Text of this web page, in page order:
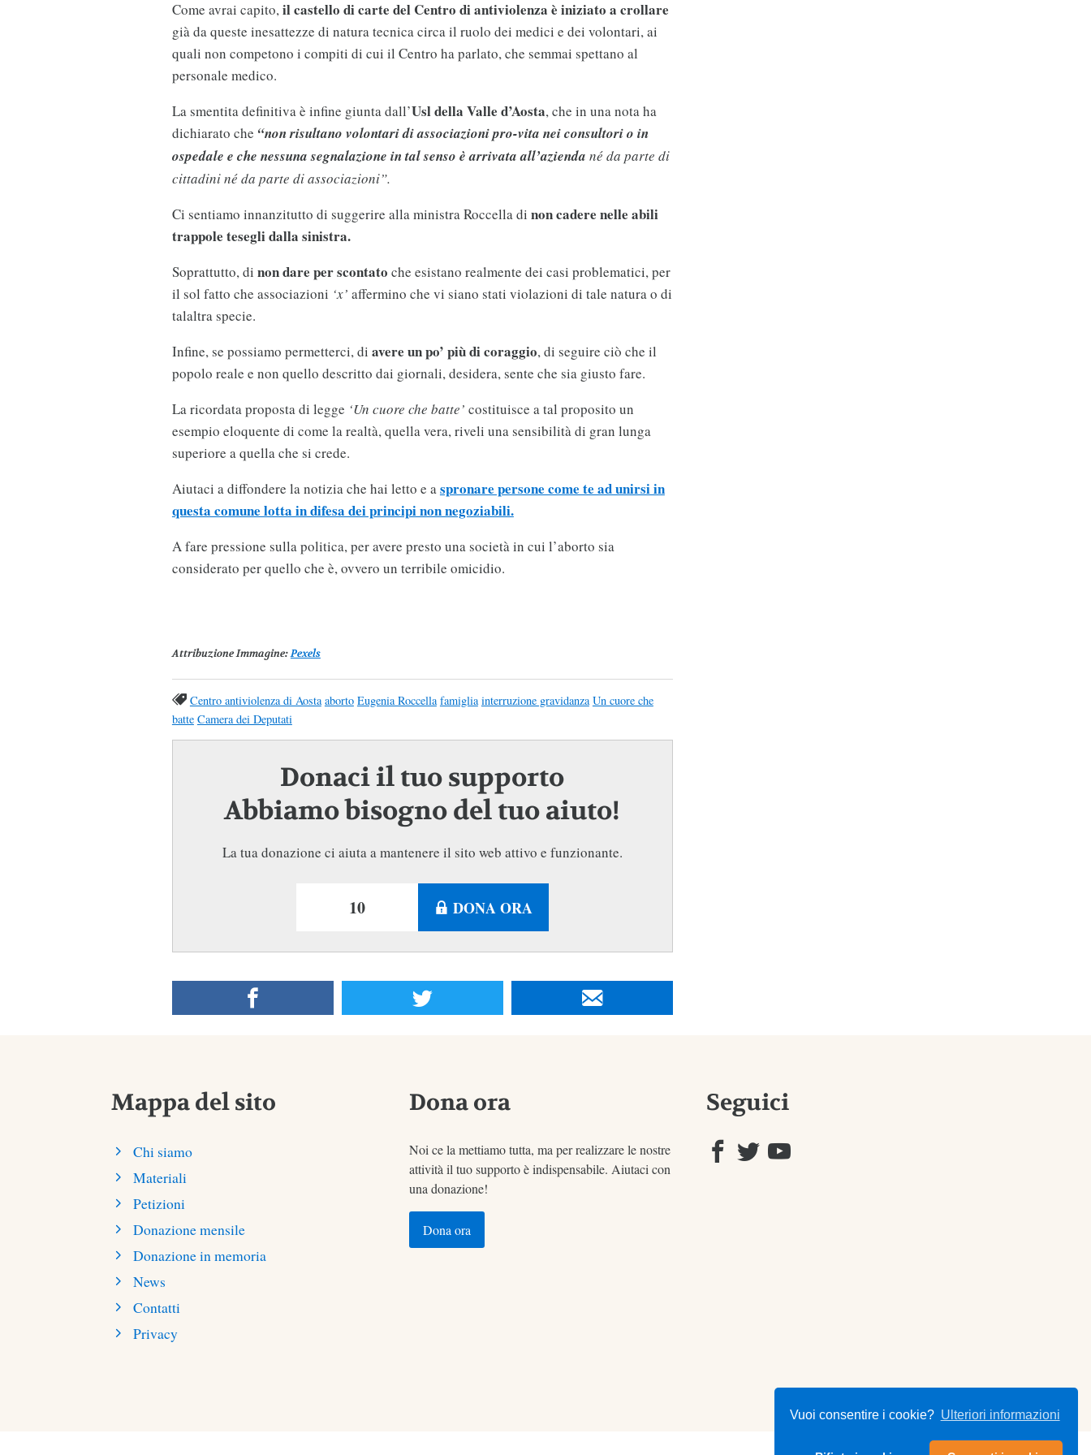
Vuoi consentire i cookie? Ulteriori informazioni
Come avrai capito,il castello di carte del Centro di antiviolenza è iniziato a crollare
già da queste inesattezze di natura tecnica circa il ruolo dei medici e dei volontari, ai
quali non competono i compiti di cui il Centro ha parlato, che semmai spettano al
personale medico.
La smentita definitiva è infine giunta dall’Usl della Valle d’Aosta, che in una nota ha
dichiarato che “non risultano volontari di associazioni pro-vita nei consultori o in
ospedale e che nessuna segnalazione in tal senso è arrivata all’azienda né da parte di
cittadini né da parte di associazioni”.
Ci sentiamo innanzitutto di suggerire alla ministra Roccella di non cadere nelle abili
trappole tesegli dalla sinistra.
Soprattutto, di non dare per scontato che esistano realmente dei casi problematici, per
il sol fatto che associazioni ‘x’ affermino che vi siano stati violazioni di tale natura o di
talaltra specie.
Infine, se possiamo permetterci, di avere un po’ più di coraggio, di seguire ciò che il
popolo reale e non quello descritto dai giornali, desidera, sente che sia giusto fare.
La ricordata proposta di legge ‘Un cuore che batte’ costituisce a tal proposito un
esempio eloquente di come la realtà, quella vera, riveli una sensibilità di gran lunga
superiore a quella che si crede.
Aiutaci a diffondere la notizia che hai letto e aspronare persone come te ad unirsi in
questa comune lotta in difesa dei principi non negoziabili.
A fare pressione sulla politica, per avere presto una società in cui l’aborto sia
considerato per quello che è, ovvero un terribile omicidio.
Attribuzione Immagine:Pexels
Centro antiviolenza di Aosta aborto Eugenia Roccella famiglia interruzione gravidanza Un cuore che
batte Camera dei Deputati
Donaci il tuo supporto
Abbiamo bisogno del tuo aiuto!
La tua donazione ci aiuta a mantenere il sito web attivo e funzionante.
DONA ORA
Mappa del sito
Chi siamo
Materiali
Petizioni
Donazione mensile
Donazione in memoria
News
Contatti
Privacy
Dona ora
Noi ce la mettiamo tutta, ma per realizzare le nostre
attività il tuo supporto è indispensabile. Aiutaci con
una donazione!
Dona ora
Seguici